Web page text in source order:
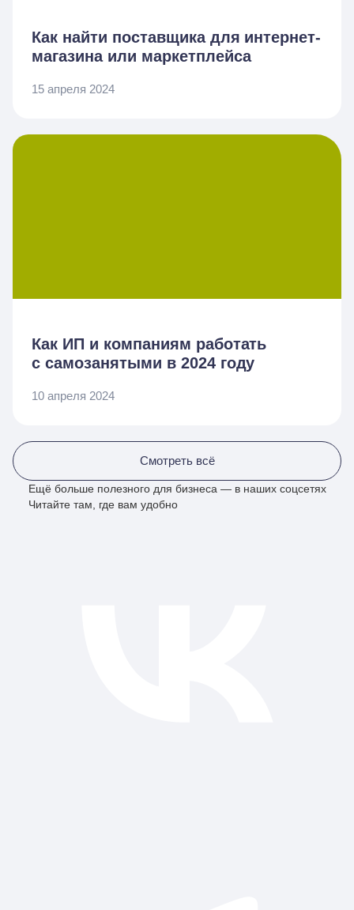
Как найти поставщика для интернет-
магазина или маркетплейса
15 апреля 2024
Как ИП и компаниям работать
с самозанятыми в 2024 году
10 апреля 2024
Смотреть всё
Ещё больше полезного для бизнеса — в наших соцсетях
Читайте там, где вам удобно